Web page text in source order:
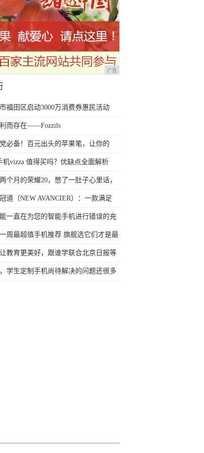
滑
广告
福田区启动3000万消费券惠民活动
而存在——Fozzils
必备！百元出头的苹果笔，让你的
为学习神器
机vizza 值得买吗？优缺点全面解析
个月的荣耀20，憋了一肚子心里话，
于一吐为快
道（NEW AVANCIER）：一款满足
刻要求的SUV
一直在为您的智能手机进行错误的充
周最超值手机推荐 旗舰选它们才是最
教育更美好，跟谁学联合北京日报等
线公益“云课堂”
学生定制手机尚待解决的问题还很多